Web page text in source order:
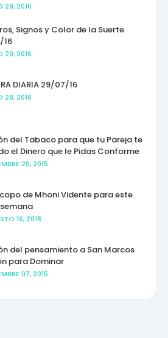
29, 2016
Signos y Color de la Suerte
29, 2016
DIARIA 29/07/16
28, 2016
del Tabaco para que tu Pareja te
el Dinero que le Pidas Conforme
20, 2015
de Mhoni Vidente para este
16, 2018
del pensamiento a San Marcos
para Dominar
07, 2015